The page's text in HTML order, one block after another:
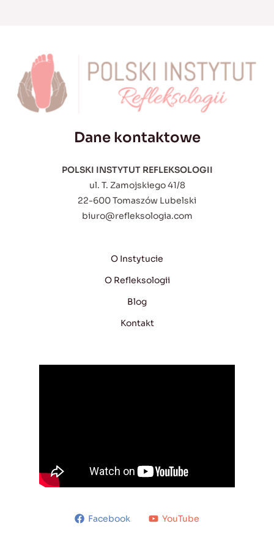
Dane kontaktowe
POLSKI INSTYTUT REFLEKSOLOGII
ul. T. Zamojskiego 41/8
22-600 Tomaszów Lubelski
biuro@refleksologia.com
O Instytucie
O Refleksologii
Blog
Kontakt
Facebook YouTube